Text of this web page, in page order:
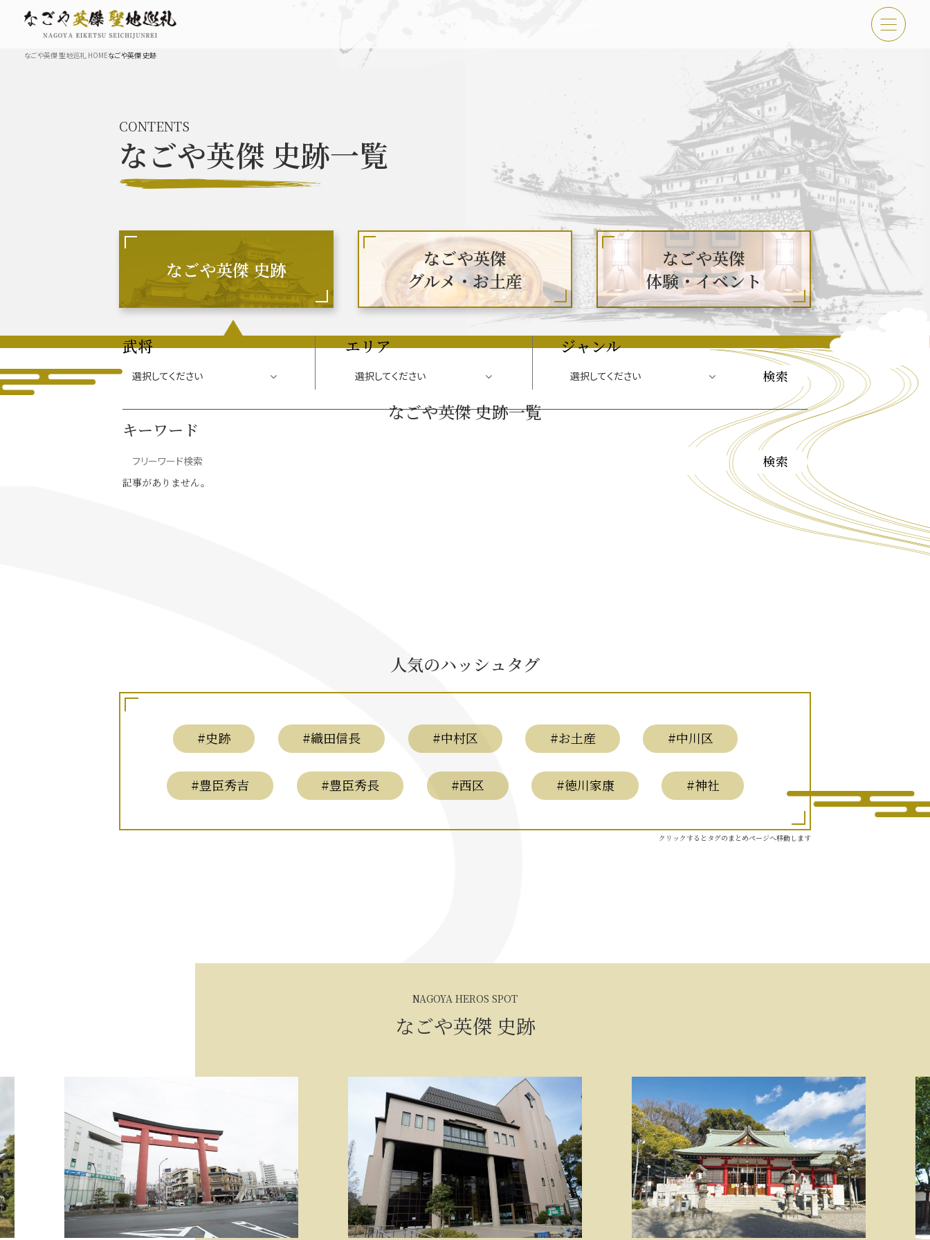
お知らせ
なごや英傑 史跡 一覧
なごや英傑 グルメ・土産 一覧 なごや英傑 体験・イベント
豊臣秀長と名古屋の関係 秀長関連 史跡 一覧 秀長グルメ・土産一覧 名古屋＜秀長＞観光モデルコース
豊臣秀吉と名古屋の関係 秀吉関連 史跡 一覧 秀吉グルメ・土産 一覧 秀吉功路
織田信長と名古屋の関係 信長関連 史跡 一覧 信長グルメ・土産一覧 信長攻路
名古屋＜家康＞観光モデルコース
なごや英傑 聖地巡礼 HOMEなごや英傑 史跡
CONTENTS
なごや英傑 史跡一覧
なごや英傑 史跡
なごや英傑
グルメ・お土産
なごや英傑
体験・イベント
武将 エリア ジャンル
キーワード
なごや英傑 史跡一覧
記事がありません。
人気のハッシュタグ
#史跡 #織田信長 #中村区 #お土産 #中川区
#豊臣秀吉 #豊臣秀長 #西区 #徳川家康 #神社
クリックするとタグのまとめページへ移動します
NAGOYA HEROS SPOT
なごや英傑 史跡